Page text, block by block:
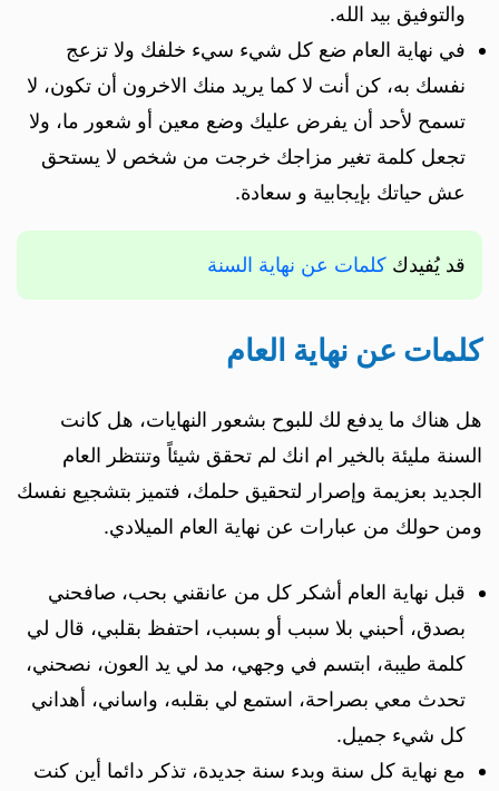
والتوفيق بيد الله.
في نهاية العام ضع كل شيء سيء خلفك ولا تزعج
نفسك به، كن أنت لا كما يريد منك الاخرون أن تكون، لا
تسمح لأحد أن يفرض عليك وضع معين أو شعور ما، ولا
تجعل كلمة تغير مزاجك خرجت من شخص لا يستحق
عش حياتك بإيجابية و سعادة.
قد يُفيدك كلمات عن نهاية السنة
كلمات عن نهاية العام
هل هناك ما يدفع لك للبوح بشعور النهايات، هل كانت
السنة مليئة بالخير ام انك لم تحقق شيئاً وتنتظر العام
الجديد بعزيمة وإصرار لتحقيق حلمك، فتميز بتشجيع نفسك
ومن حولك من عبارات عن نهاية العام الميلادي.
قبل نهاية العام أشكر كل من عانقني بحب، صافحني
بصدق، أحبني بلا سبب أو بسبب، احتفظ بقلبي، قال لي
كلمة طيبة، ابتسم في وجهي، مد لي يد العون، نصحني،
تحدث معي بصراحة، استمع لي بقلبه، واساني، أهداني
كل شيء جميل.
مع نهاية كل سنة وبدء سنة جديدة، تذكر دائما أين كنت